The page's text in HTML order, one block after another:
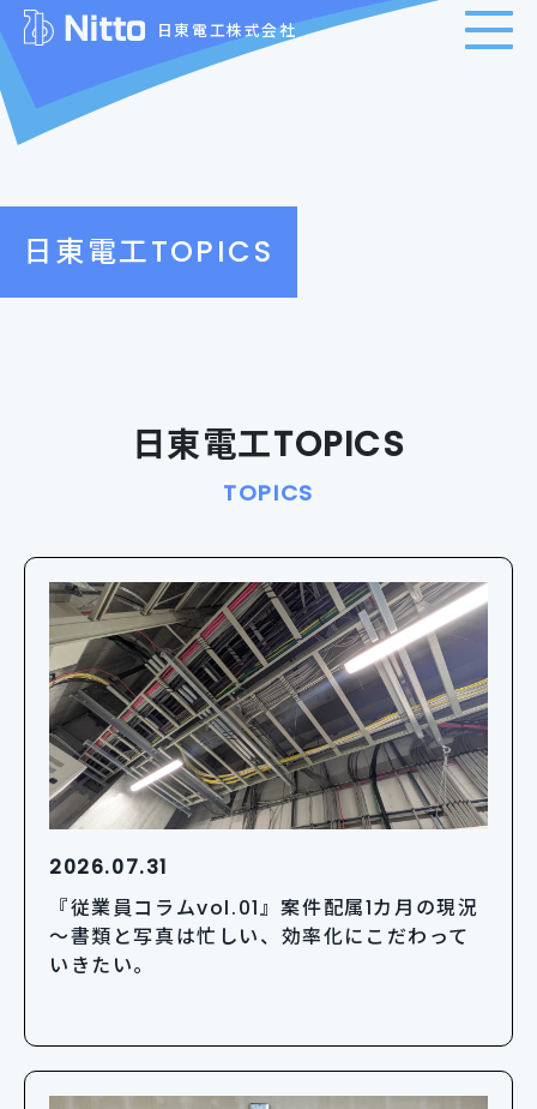
日東電工株式会社
日東電工TOPICS
日東電工TOPICS
TOPICS
2026.07.31
『従業員コラムvol.01』案件配属1カ月の現況
～書類と写真は忙しい、効率化にこだわって
いきたい。